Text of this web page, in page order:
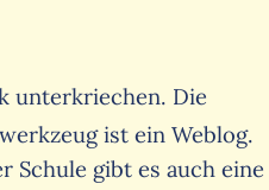
unterkriechen. Die
ist ein Weblog.
Schule gibt es auch eine